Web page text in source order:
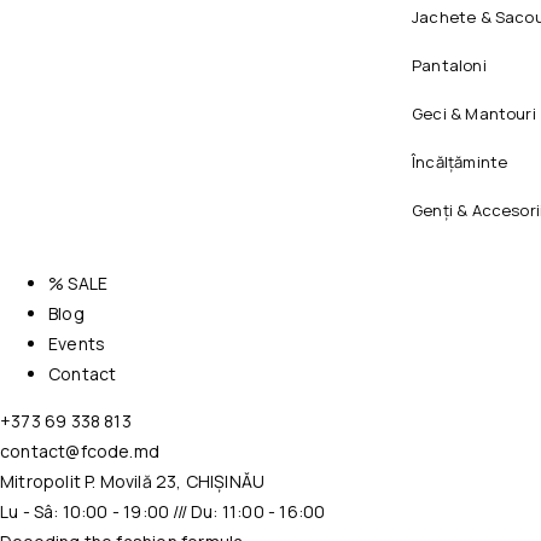
Jachete &
Pantaloni
Geci & Mantouri
Încălțăminte
Genți &
% SALE
Blog
Events
Contact
+373 69 338 813
contact@fcode.md
Mitropolit P. Movilă 23, CHIȘINĂU
Lu - Sâ: 10:00 - 19:00 /// Du: 11:00 - 16:00